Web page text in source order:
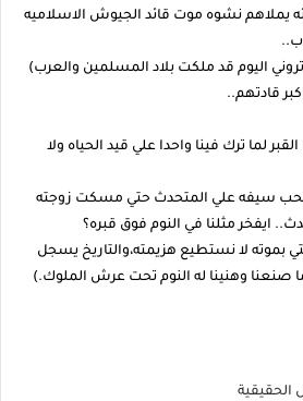
يملاهم نشوه موت قائد الجيوش الاسلاميه
اليوم قد ملكت بلاد المسلمين والعرب)
قادتهم..
لما ترك فينا واحدا علي قيد الحياه ولا
سيفه علي المتحدث حتي مسكت زوجته
ايفخر مثلنا في النوم فوق قبره؟
بموته لا نستطيع هزيمته،والتاريخ يسجل
صنعنا وهنينا له النوم تحت عرش الملوك.)